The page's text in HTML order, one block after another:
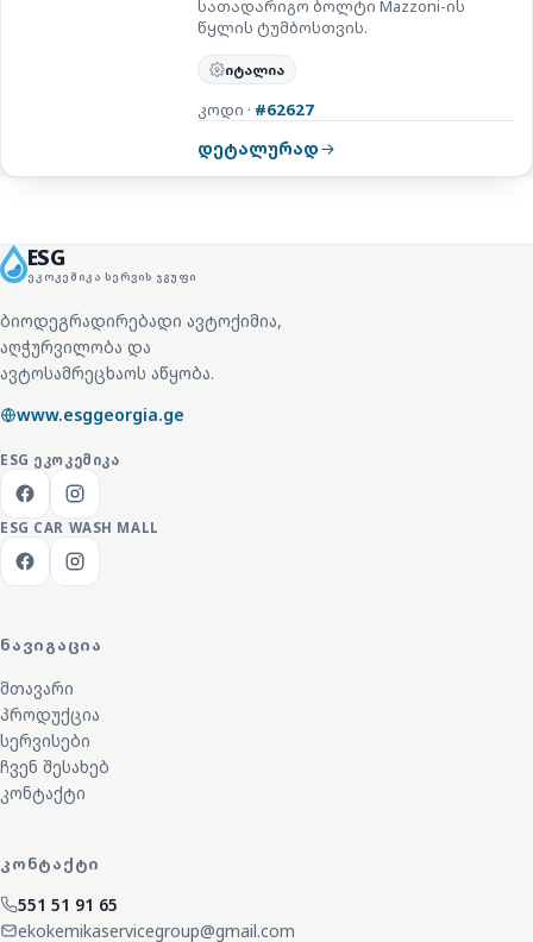
სათადარიგო ბოლტი Mazzoni-ის
წყლის ტუმბოსთვის.
იტალია
კოდი · #62627
დეტალურად
ESG
ᲔᲙᲝᲙᲔᲛᲘᲙᲐ ᲡᲔᲠᲕᲘᲡ ᲯᲒᲣᲤᲘ
ბიოდეგრადირებადი ავტოქიმია,
აღჭურვილობა და
ავტოსამრეცხაოს აწყობა.
www.esggeorgia.ge
ESG ᲔᲙᲝᲙᲔᲛᲘᲙᲐ
ESG CAR WASH MALL
ᲜᲐᲕᲘᲒᲐᲪᲘᲐ
მთავარი
პროდუქცია
სერვისები
ჩვენ შესახებ
კონტაქტი
ᲙᲝᲜᲢᲐᲥᲢᲘ
551 51 91 65
ekokemikaservicegroup@gmail.com